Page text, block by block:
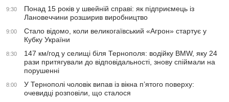
9:30
Понад 15 років у швейній справі: як підприємець із
Лановеччини розширив виробництво
9:00
Стало відомо, коли великогаївський «Агрон» стартує у
Кубку України
8:30
147 км/год у селищі біля Тернополя: водійку BMW, яку 24
рази притягували до відповідальності, знову спіймали на
порушенні
8:00
У Тернополі чоловік випав із вікна п’ятого поверху:
очевидці розповіли, що сталося